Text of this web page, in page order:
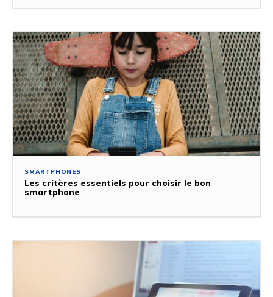
SMARTPHONES
Les critères essentiels pour choisir le bon
smartphone